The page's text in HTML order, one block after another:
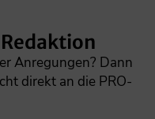
Anregungen? Dann
direkt an die PRO-